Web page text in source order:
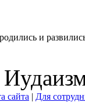
и
сайта | Для